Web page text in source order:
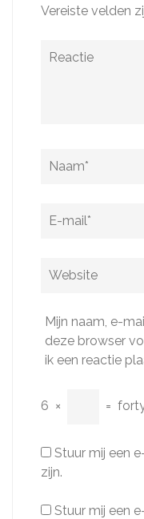
Vereiste velden
Reactie
Naam
E-
Website
Mijn naam, e-
deze browser
ik een reactie
6 × =
Stuur mij een
zijn.
Stuur mij een